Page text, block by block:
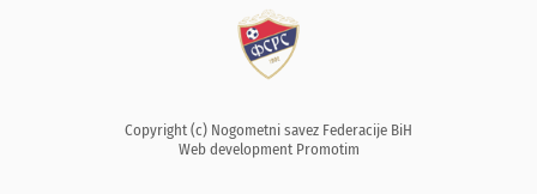
Copyright (c) Nogometni savez Federacije BiH
Web development Promotim